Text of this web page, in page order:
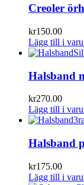
Creoler
kr150.00
Lägg till i
Halsband
kr270.00
Lägg till i
Halsband
kr175.00
Lägg till i